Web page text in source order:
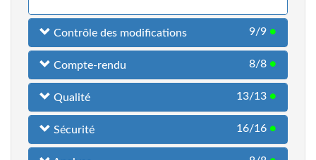
Contrôle des modifications 9/9 ●
Compte-rendu 8/8 ●
Qualité 13/13 ●
Sécurité 16/16 ●